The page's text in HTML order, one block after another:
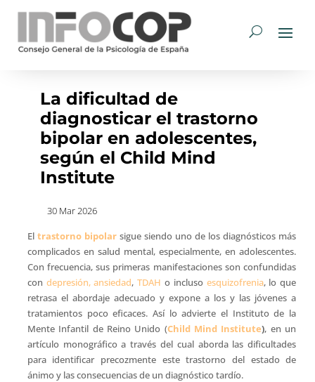
La dificultad de
diagnosticar el trastorno
bipolar en adolescentes,
según el Child Mind
Institute
30 Mar 2026
El trastorno bipolar sigue siendo uno de los diagnósticos más
complicados en salud mental, especialmente, en adolescentes.
Con frecuencia, sus primeras manifestaciones son confundidas
con depresión, ansiedad,TDAH o incluso esquizofrenia, lo que
retrasa el abordaje adecuado y expone a los y las jóvenes a
tratamientos poco eficaces. Así lo advierte el Instituto de la
Mente Infantil de Reino Unido (Child Mind Institute), en un
artículo monográfico a través del cual aborda las dificultades
para identificar precozmente este trastorno del estado de
ánimo y las consecuencias de un diagnóstico tardío.